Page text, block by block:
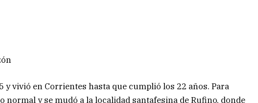
y vivió en Corrientes hasta que cumplió los 22 años. Para
normal y se mudó a la localidad santafesina de Rufino, donde